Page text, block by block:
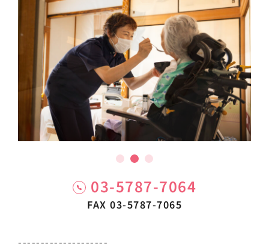
03-5787-7064
FAX 03-5787-7065
--------------------